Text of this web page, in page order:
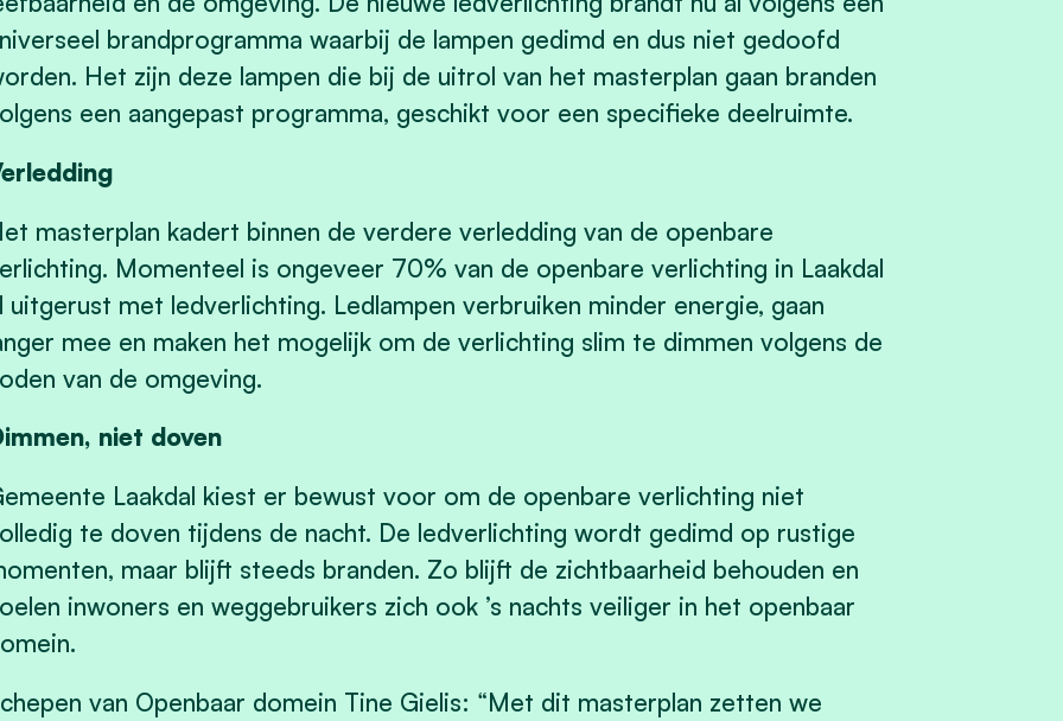
brandprogramma waarbij de lampen gedimd en dus niet gedoofd
Het zijn deze lampen die bij de uitrol van het masterplan gaan branden
een aangepast programma, geschikt voor een specifieke deelruimte.
masterplan kadert binnen de verdere verledding van de openbare
Momenteel is ongeveer 70% van de openbare verlichting in Laakdal
uitgerust met ledverlichting. Ledlampen verbruiken minder energie, gaan
mee en maken het mogelijk om de verlichting slim te dimmen volgens de
van de omgeving.
niet doven
Laakdal kiest er bewust voor om de openbare verlichting niet
te doven tijdens de nacht. De ledverlichting wordt gedimd op rustige
maar blijft steeds branden. Zo blijft de zichtbaarheid behouden en
inwoners en weggebruikers zich ook ’s nachts veiliger in het openbaar
van Openbaar domein Tine Gielis: “Met dit masterplan zetten we